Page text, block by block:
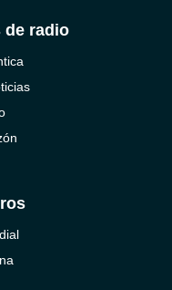
de radio